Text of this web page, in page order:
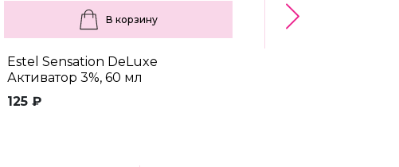
В корзину
Estel Sensation DeLuxe
Активатор 3%, 60 мл
125 ₽